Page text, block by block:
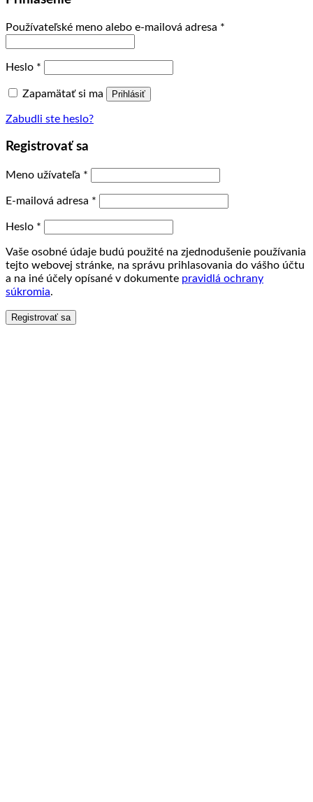
Používateľské meno alebo e-mailová adresa *
Heslo *
Zapamätať si ma Prihlásiť
Zabudli ste heslo?
Registrovať sa
Meno užívateľa *
E-mailová adresa *
Heslo *
Vaše osobné údaje budú použité na zjednodušenie používania
tejto webovej stránke, na správu prihlasovania do vášho účtu
a na iné účely opísané v dokumente pravidlá ochrany
súkromia.
Registrovať sa